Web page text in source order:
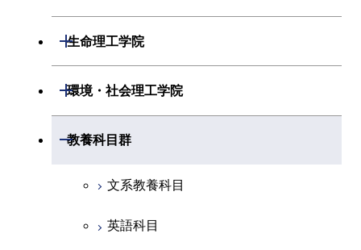
エネルギー・情報コース
地球生命コース
専門科目
エネルギーコース
エンジニアリングデザイン
ース
原子核工学コース
システム制御コース
コース
電気電子系
開閉
エネルギーコース
ライフエンジニアリングコ
情報通信コース
ース
経営工学系
開閉
エンジニアリングデザイン
専門科目
エネルギーコース
応用化学コース
ライフエンジニアリングコ
専門科目
数理・計算科学系
開閉
知能情報コース
情報工学コース
ース
知能情報コース
専門科目
生命理工学院
開閉
生命理工学系
開閉
ース
地球生命コース
環境・社会理工学院
開閉
建築学系
開閉
建築学コース
エンジニアリングデザイン
土木・環境工学系
土木工学コース
融合理工学系
教養科目群
開閉
文系教養科目
英語科目